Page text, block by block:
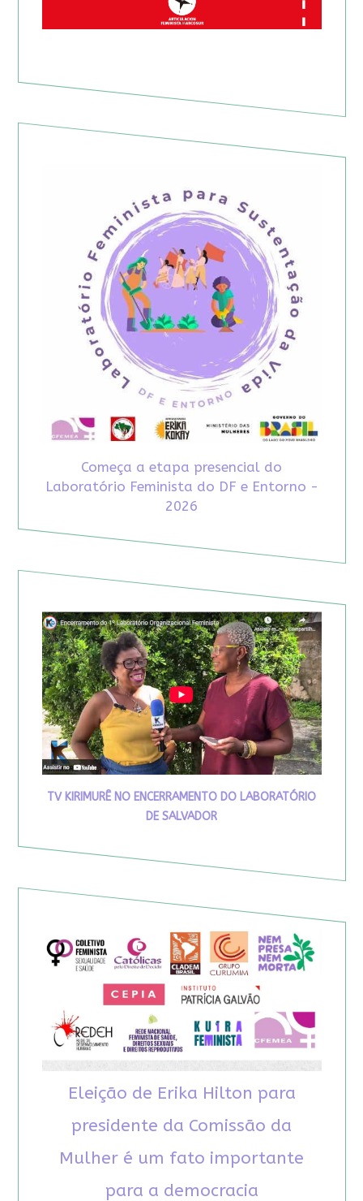
Começa a etapa presencial do
Laboratório Feminista do DF e Entorno -
2026
TV KIRIMURÊ NO ENCERRAMENTO DO LABORATÓRIO
DE SALVADOR
Eleição de Erika Hilton para
presidente da Comissão da
Mulher é um fato importante
para a democracia